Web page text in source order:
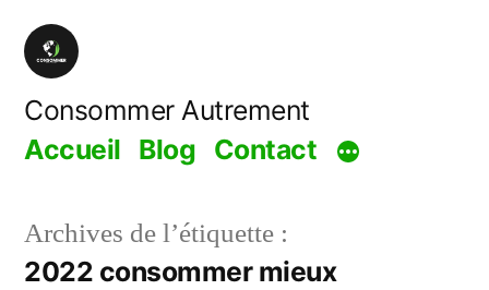
Aller
contenu
Consommer Autrement
Accueil Blog Contact
Archives de l’étiquette :
2022 consommer mieux